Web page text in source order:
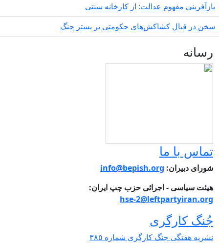
مفهوم عدالت: از کارخانه سنتی
در قبال کشاکش‌های حکومتی بر بستر جنگ
با ما
دبیران:info@bepish.org
سیاسی - اجرائی حزب چپ ایران:
hse-
کارگری
هفتگی جنگ کارگری شمارە ٣٨٥